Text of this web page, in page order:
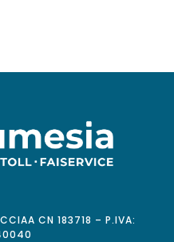
CN 183718 – P.IVA: